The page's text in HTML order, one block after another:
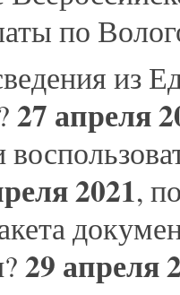
по
из
27 апреля
2021,
29 апреля